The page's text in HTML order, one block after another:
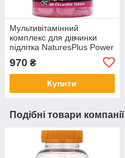
Мультивітамінний
комплекс для дівчинки
підлітка NaturesPlus Power
смаком ягід без цукру
970 ₴
Купити
Подібні товари компанії